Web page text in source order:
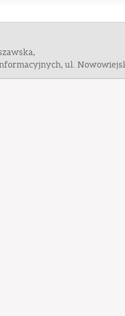
ul.